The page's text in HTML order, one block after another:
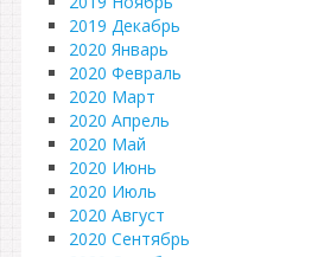
2019 Декабрь
2020 Январь
2020 Февраль
2020 Март
2020 Апрель
2020 Май
2020 Июнь
2020 Июль
2020 Август
2020 Сентябрь